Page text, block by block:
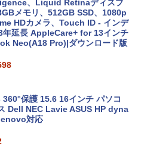
、Liquid Retinaディスプ
メモリ、512GB SSD、1080p
HDカメラ、Touch ID - インデ
年延長 AppleCare+ for 13インチ
Neo(A18 Pro)|ダウンロード版
保護 15.6 16インチ パソコ
Dell NEC Lavie ASUS HP dyna
対応